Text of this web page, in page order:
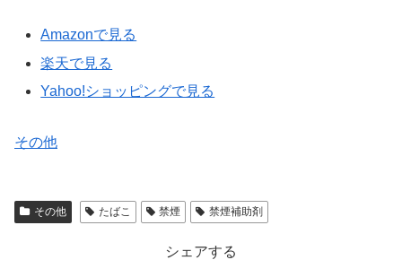
Amazonで見る
楽天で見る
Yahoo!ショッピングで見る
その他
その他 たばこ 禁煙 禁煙補助剤
シェアする